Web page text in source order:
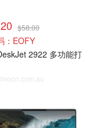
$58.00
：EOFY
2922 多功能打